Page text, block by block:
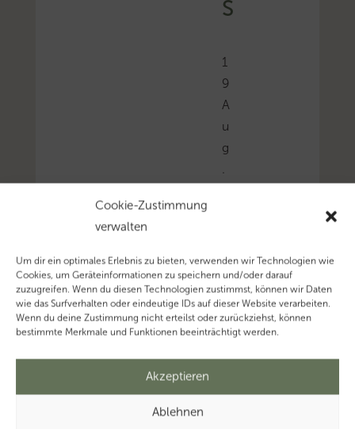
Cookie-Zustimmung
verwalten
Um dir ein optimales Erlebnis zu bieten, verwenden wir Technologien wie
Cookies, um Geräteinformationen zu speichern und/oder darauf
zuzugreifen. Wenn du diesen Technologien zustimmst, können wir Daten
wie das Surfverhalten oder eindeutige IDs auf dieser Website verarbeiten.
Wenn du deine Zustimmung nicht erteilst oder zurückziehst, können
bestimmte Merkmale und Funktionen beeinträchtigt werden.
Akzeptieren
Ablehnen
1
9
A
u
g
2
5
Die
Finanzverwaltung